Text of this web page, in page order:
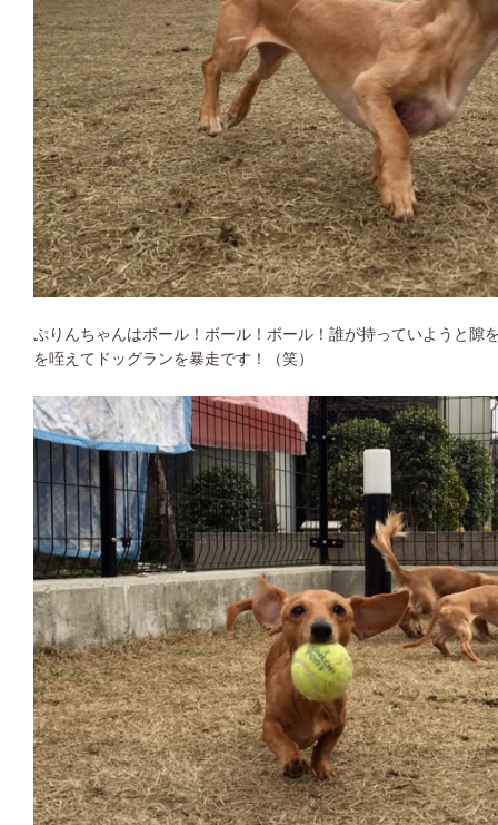
ぷりんちゃんはボール！ボール！ボール！誰が持っていようと隙
を咥えてドッグランを暴走です！（笑）